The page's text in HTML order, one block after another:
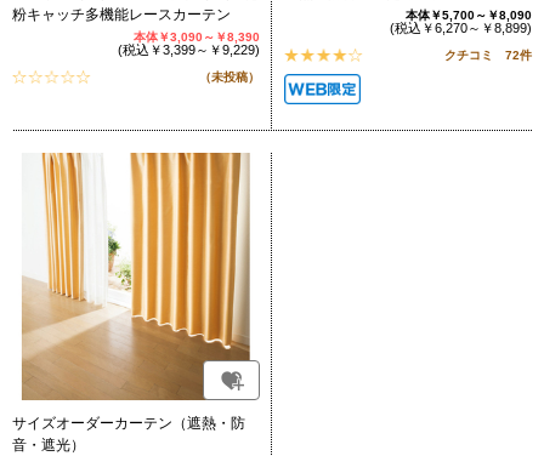
粉キャッチ多機能レースカーテン
本体￥3,090～￥8,390
(税込￥3,399～￥9,229)
（未投稿）
本体￥5,700～￥8,090
(税込￥6,270～￥8,899)
クチコミ 72件
サイズオーダーカーテン（遮熱・防
音・遮光）